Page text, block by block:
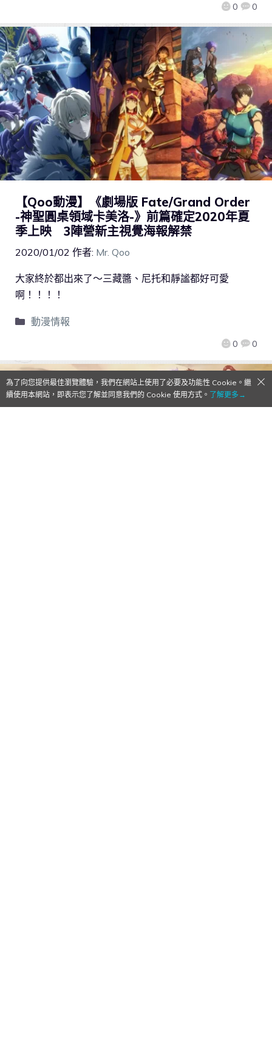
0 0
【Qoo動漫】《劇場版 Fate/Grand Order
-神聖圓桌領域卡美洛-》前篇確定2020年夏
季上映 3陣營新主視覺海報解禁
2020/01/02 作者: Mr. Qoo
0 0
大家終於都出來了～三藏醬、尼托和靜謐都好可愛
啊！！！！
動漫情報
為了向您提供最佳瀏覽體驗，我們在網站上使用了必要及功能性 Cookie。繼
續使用本網站，即表示您了解並同意我們的 Cookie 使用方式。 了解更多→